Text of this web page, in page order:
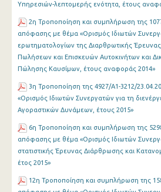
Υπηρεσιών-λεπτομερής ενότητα, έτους
2η Τροποποίηση και συμπλήρωση της
απόφασης με θέμα «Ορισμός Ιδιωτών
ερωτηματολογίων της Διαρθρωτικής
Πωλήσεων και Επισκευών Αυτοκινήτων και
Πώλησης Καυσίμων, έτους αναφοράς 2014»
3η Τροποποίηση της 4927/Α1-3212/
«Ορισμός Ιδιωτών Συνεργατών για τη
Αγοραστικών Δυνάμεων, έτους 2015»
6η Τροποποίηση και συμπλήρωση της
απόφασης με θέμα «Ορισμός Ιδιωτών
στατιστικής Έρευνας Διάρθρωσης και
έτος 2015»
12η Τροποποίηση και συμπλήρωση της